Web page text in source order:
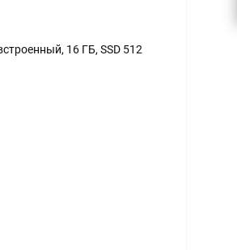
16 ГБ, SSD 512